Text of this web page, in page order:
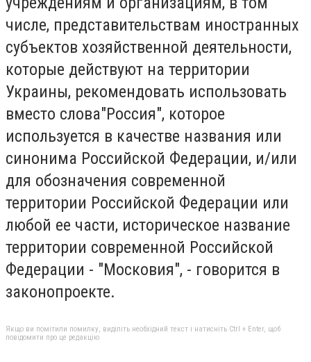
числе, представительствам иностранных
субъектов хозяйственной деятельности,
которые действуют на территории
Украины, рекомендовать использовать
вместо слова"Россия", которое
используется в качестве названия или
синонима Российской Федерации, и/или
для обозначения современной
территории Российской Федерации или
любой ее части, историческое название
территории современной Российской
Федерации - "Московия", - говорится в
законопроекте.
Якщо ви помітили помилку, виділіть необхідний текст і натисніть Ctrl + Enter, щоб
повідомити про це редакцію